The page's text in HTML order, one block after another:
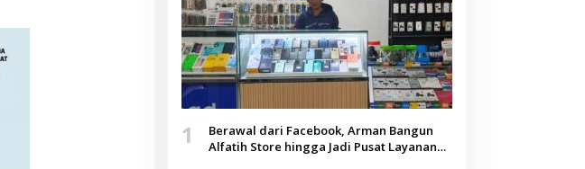
1
Berawal dari Facebook, Arman Bangun
Alfatih Store hingga Jadi Pusat Layanan